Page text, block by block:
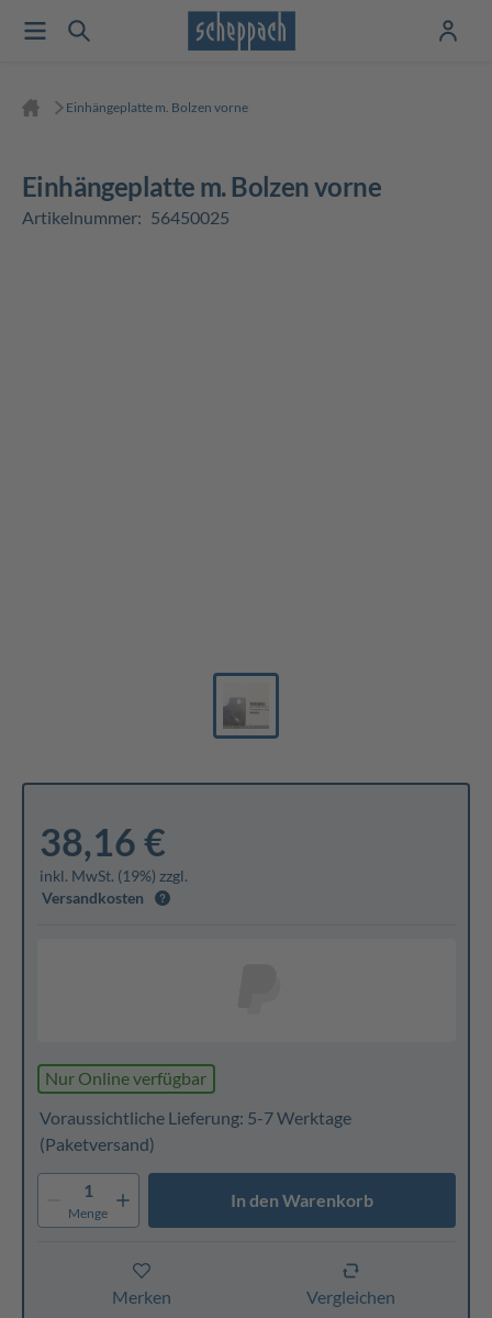
Einhängeplatte m. Bolzen vorne
Einhängeplatte m. Bolzen vorne
Artikelnummer: 56450025
38,16 €
inkl. MwSt. (19%) zzgl.
Versandkosten
Nur Online verfügbar
Voraussichtliche Lieferung: 5-7 Werktage
(Paketversand)
1
Menge
In den Warenkorb
Merken Vergleichen